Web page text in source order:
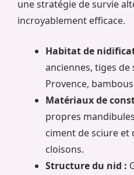
une stratégie de survie
incroyablement efficace.
Habitat de
anciennes, tiges de
Provence,
Matériaux de
propres
ciment de sciure et
cloisons.
Structure du nid :